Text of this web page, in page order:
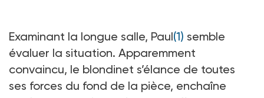
Examinant la longue salle, Paul(1) semble
évaluer la situation. Apparemment
convaincu, le blondinet s’élance de toutes
ses forces du fond de la pièce, enchaîne